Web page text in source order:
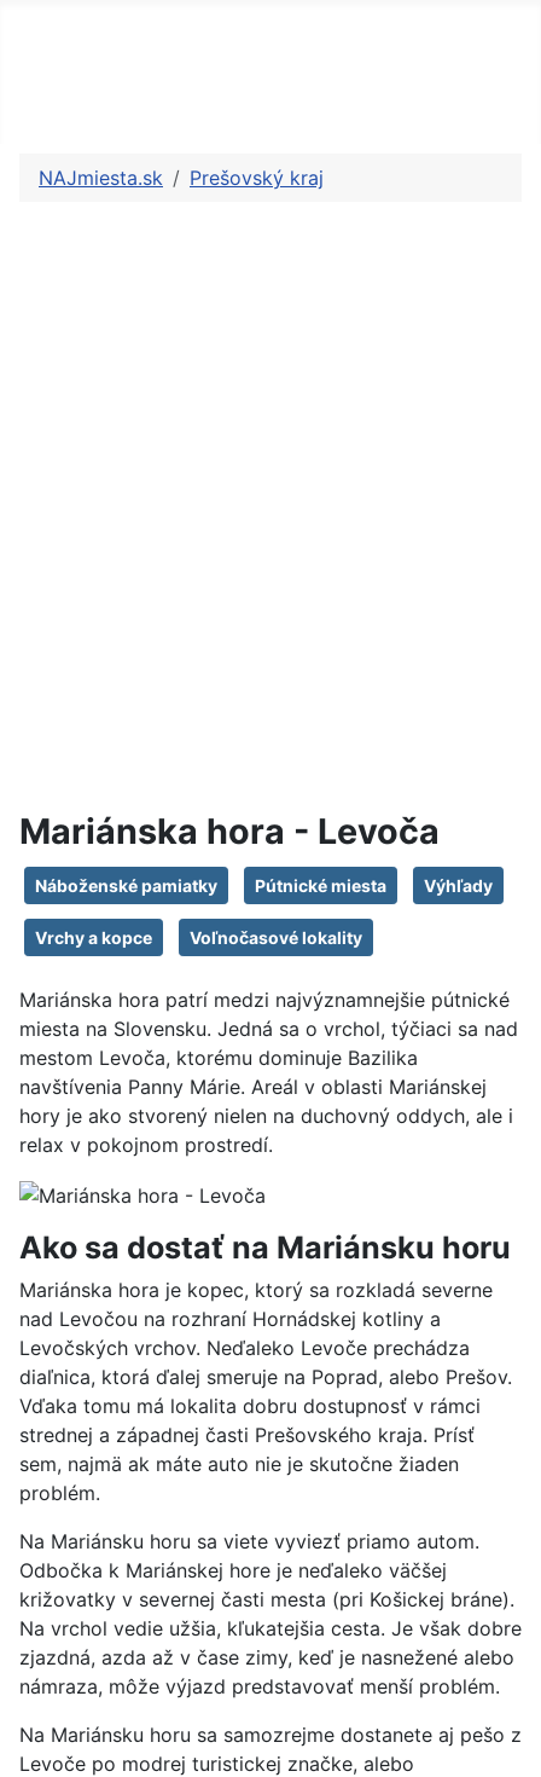
NAJmiesta.sk Prešovský kraj
Mariánska hora - Levoča
Náboženské pamiatky Pútnické miesta Výhľady
Vrchy a kopce Voľnočasové lokality
Mariánska hora patrí medzi najvýznamnejšie pútnické
miesta na Slovensku. Jedná sa o vrchol, týčiaci sa nad
mestom Levoča, ktorému dominuje Bazilika
navštívenia Panny Márie. Areál v oblasti Mariánskej
hory je ako stvorený nielen na duchovný oddych, ale i
relax v pokojnom prostredí.
Ako sa dostať na Mariánsku horu
Mariánska hora je kopec, ktorý sa rozkladá severne
nad Levočou na rozhraní Hornádskej kotliny a
Levočských vrchov. Neďaleko Levoče prechádza
diaľnica, ktorá ďalej smeruje na Poprad, alebo Prešov.
Vďaka tomu má lokalita dobru dostupnosť v rámci
strednej a západnej časti Prešovského kraja. Prísť
sem, najmä ak máte auto nie je skutočne žiaden
problém.
Na Mariánsku horu sa viete vyviezť priamo autom.
Odbočka k Mariánskej hore je neďaleko väčšej
križovatky v severnej časti mesta (pri Košickej bráne).
Na vrchol vedie užšia, kľukatejšia cesta. Je však dobre
zjazdná, azda až v čase zimy, keď je nasnežené alebo
námraza, môže výjazd predstavovať menší problém.
Na Mariánsku horu sa samozrejme dostanete aj pešo z
Levoče po modrej turistickej značke, alebo